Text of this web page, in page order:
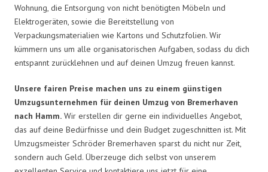
Wohnung, die Entsorgung von nicht benötigten Möbeln und
Elektrogeräten, sowie die Bereitstellung von
Verpackungsmaterialien wie Kartons und Schutzfolien. Wir
kümmern uns um alle organisatorischen Aufgaben, sodass du dich
entspannt zurücklehnen und auf deinen Umzug freuen kannst.
Unsere fairen Preise machen uns zu einem günstigen
Umzugsunternehmen für deinen Umzug von Bremerhaven
nach Hamm. Wir erstellen dir gerne ein individuelles Angebot,
das auf deine Bedürfnisse und dein Budget zugeschnitten ist. Mit
Umzugsmeister Schröder Bremerhaven sparst du nicht nur Zeit,
sondern auch Geld. Überzeuge dich selbst von unserem